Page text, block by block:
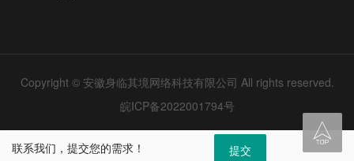
联系我们，提交您的需求！ 提交

Copyright © 安徽身临其境网络科技有限公司 All rights reserved.
皖ICP备2022001794号